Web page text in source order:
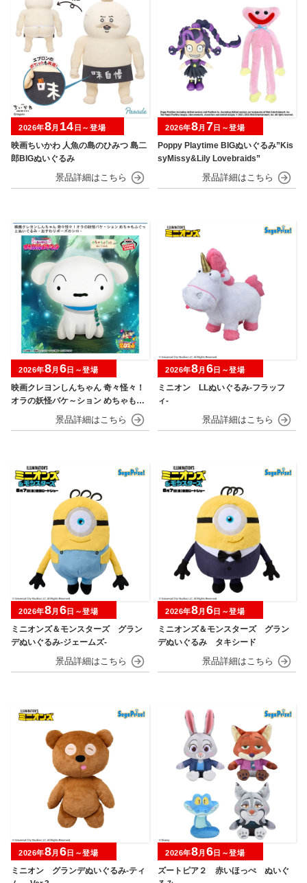
映画ちいかわ 人魚の島のひみつ 島二
郎BIGぬいぐるみ
2026年8月 14 日～登場
Poppy Playtime BIGぬいぐるみ”Kis
syMissy&Lily Lovebraids”
2026年8月 7 日～登場
映画クレヨンしんちゃん 奇々怪々！
オラの妖怪バケ～ション めちゃもふ
ぐっとぬいぐるみ～おすわりポーズ
2026年8月 6日～登場
ミニオン LLぬいぐるみ‐フラッフ
ィ‐
2026年8月 6日～登場
ミニオンズ＆モンスターズ グラン
デぬいぐるみ‐ジェームズ‐
2026年8月 6日～登場
ミニオンズ＆モンスターズ グラン
デぬいぐるみ タキシード
2026年8月 6日～登場
ミニオン グランデぬいぐるみ‐ティ
2026年8月 6 日～登場
ズートピア２ 赤いほっぺ ぬいぐ
2026年8月 6 日～登場